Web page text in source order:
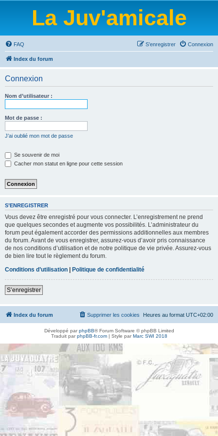
La Juv'amicale
FAQ Connexion
S’enregistrer
Index du forum
Connexion
Nom d’utilisateur :
Mot de passe :
J’ai oublié mon mot de passe
Se souvenir de moi
Cacher mon statut en ligne pour cette session
S’ENREGISTRER
Vous devez être enregistré pour vous connecter. L’enregistrement ne prend
que quelques secondes et augmente vos possibilités. L’administrateur du
forum peut également accorder des permissions additionnelles aux membres
du forum. Avant de vous enregistrer, assurez-vous d’avoir pris connaissance
de nos conditions d’utilisation et de notre politique de vie privée. Assurez-vous
de bien lire tout le règlement du forum.
Conditions d’utilisation | Politique de confidentialité
S’enregistrer
Index du forum Heures au format UTC+02:00
Supprimer les cookies
Développé parphpBB® Forum Software © phpBB Limited
Traduit parphpBB-fr.com| Style parMarc SWI 2018